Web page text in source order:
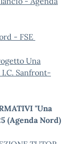
- FSE
Una
Sanfront-
"Una
(Agenda Nord)